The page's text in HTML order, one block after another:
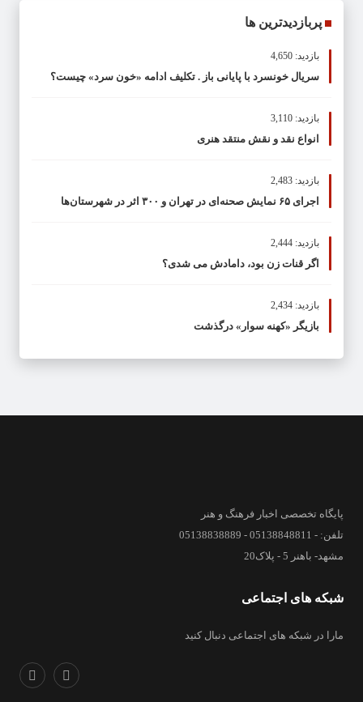
پربازدیدترین ها
بازدید: 4,650
سریال خونسرد با پایانی باز . تکلیف ادامه «خون سرد» چیست؟
بازدید: 3,110
انواع نقد و نقش منتقد هنری
بازدید: 2,483
اجرای ۶۵ نمایش صحنه‌ای در تهران و ۳۰۰ اثر در شهرستان‌ها
بازدید: 2,444
اگر قنات زن بود، دامادش می شدی؟
بازدید: 2,434
بازیگر «کهنه سوار» درگذشت
پایگاه تخصصی اخبار فرهنگ و هنر
تلفن: - 05138848811 - 05138838889
مشهد- باهنر 5 - پلاک20
شبکه های اجتماعی
مارا در شبکه های اجتماعی دنبال کنید